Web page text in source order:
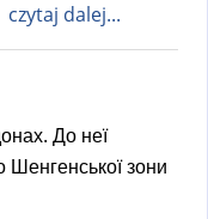
czytaj dalej...
До неї
Шенгенської зони